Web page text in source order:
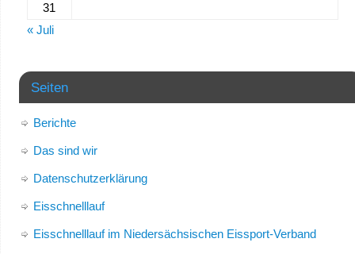
31
« Juli
Seiten
Berichte
Das sind wir
Datenschutzerklärung
Eisschnelllauf
Eisschnelllauf im Niedersächsischen Eissport-Verband